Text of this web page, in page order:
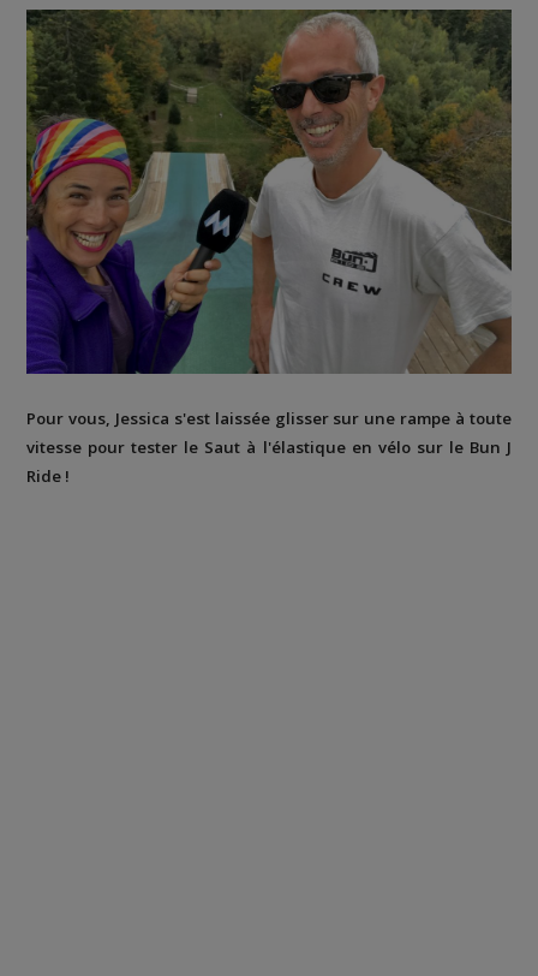
Pour vous, Jessica s'est laissée glisser sur une rampe à toute
vitesse pour tester le Saut à l'élastique en vélo sur le Bun J
Ride !